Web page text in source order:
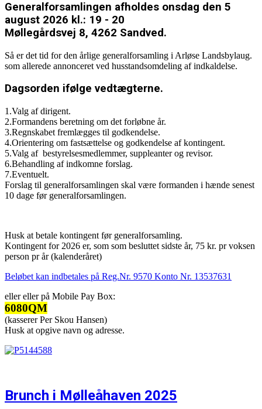
Generalforsamlingen afholdes onsdag den 5
august 2026 kl.: 19 - 20
Møllegårdsvej 8, 4262 Sandved.
Så er det tid for den årlige generalforsamling i Arløse Landsbylaug.
som allerede annonceret ved husstandsomdeling af indkaldelse.
Dagsorden ifølge vedtægterne.
1.Valg af dirigent.
2.Formandens beretning om det forløbne år.
3.Regnskabet fremlægges til godkendelse.
4.Orientering om fastsættelse og godkendelse af kontingent.
5.Valg af bestyrelsesmedlemmer, suppleanter og revisor.
6.Behandling af indkomne forslag.
7.Eventuelt.
Forslag til generalforsamlingen skal være formanden i hænde senest
10 dage før generalforsamlingen.
Husk at betale kontingent før generalforsamling.
Kontingent for 2026 er, som som besluttet sidste år, 75 kr. pr voksen
person pr år (kalenderåret)
Beløbet kan indbetales på Reg.Nr. 9570 Konto Nr. 13537631
eller eller på Mobile Pay Box:
6080QM
(kasserer Per Skou Hansen)
Husk at opgive navn og adresse.
Brunch i Mølleåhaven 2025